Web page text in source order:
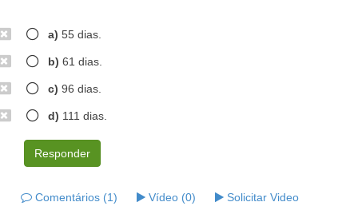
a) 55 dias.
b) 61 dias.
c) 96 dias.
d) 111 dias.
Responder
Comentários (1) Vídeo (0)
Solicitar Video